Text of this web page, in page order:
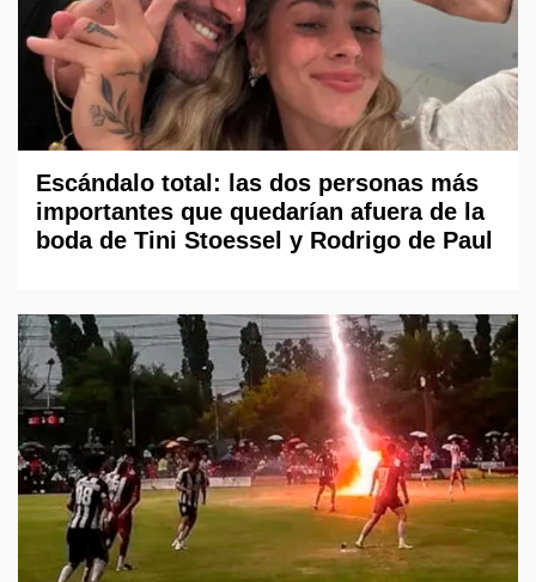
Escándalo total: las dos personas más
importantes que quedarían afuera de la
boda de Tini Stoessel y Rodrigo de Paul